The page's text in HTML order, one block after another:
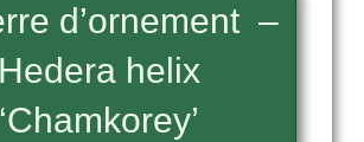
d’ornement –
Hedera helix
‘Chamkorey’